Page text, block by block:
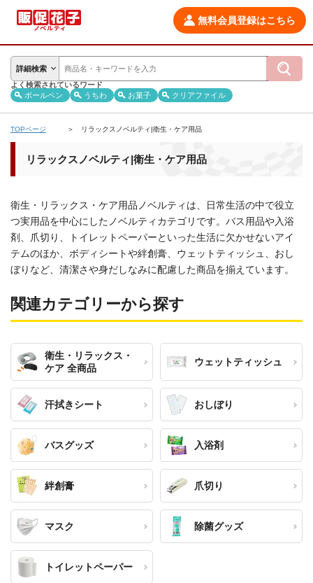
無料会員登録はこちら
詳細検索
よく検索されているワード
ボールペン
うちわ お菓子 クリアファイル
TOPページ リラックスノベルティ|衛生・ケア用品
リラックスノベルティ|衛生・ケア用品
衛生・リラックス・ケア用品ノベルティは、日常生活の中で役立
つ実用品を中心にしたノベルティカテゴリです。バス用品や入浴
剤、爪切り、トイレットペーパーといった生活に欠かせないアイ
テムのほか、ボディシートや絆創膏、ウェットティッシュ、おし
ぼりなど、清潔さや身だしなみに配慮した商品を揃えています。
関連カテゴリーから探す
衛生・リラックス・
ケア 全商品
ウェットティッシュ
汗拭きシート おしぼり
バスグッズ 入浴剤
絆創膏 爪切り
マスク 除菌グッズ
トイレットペーパー